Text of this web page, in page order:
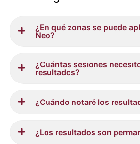
¿En qué zonas se puede
Neo?
¿Cuántas sesiones
resultados?
¿Cuándo notaré los
¿Los resultados son